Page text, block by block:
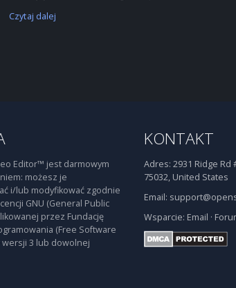
Czytaj dalej
Editor™ jest darmowym
możesz je
i/lub modyfikować zgodnie
GNU (General Public
przez Fundację
(Free Software
wersji 3 lub dowolnej
KONTAKT
Adres: 2931 Ridge Rd
75032, United States
Email:
Wsparcie: Email ·